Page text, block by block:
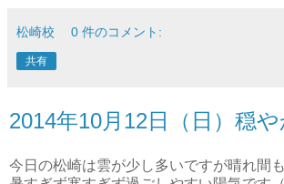
松崎校 0 件のコメント:
共有
2014年10月12日（日）穏
今日の松崎は雲が少し多いですが晴れ間